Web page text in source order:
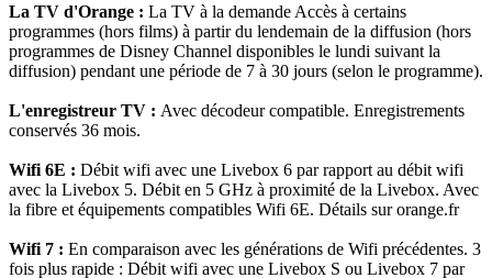
La TV d'Orange : La TV à la demande Accès à certains
programmes (hors films) à partir du lendemain de la diffusion (hors
programmes de Disney Channel disponibles le lundi suivant la
diffusion) pendant une période de 7 à 30 jours (selon le programme).
L'enregistreur TV : Avec décodeur compatible. Enregistrements
conservés 36 mois.
Wifi 6E : Débit wifi avec une Livebox 6 par rapport au débit wifi
avec la Livebox 5. Débit en 5 GHz à proximité de la Livebox. Avec
la fibre et équipements compatibles Wifi 6E. Détails sur orange.fr
Wifi 7 : En comparaison avec les générations de Wifi précédentes. 3
fois plus rapide : Débit wifi avec une Livebox S ou Livebox 7 par